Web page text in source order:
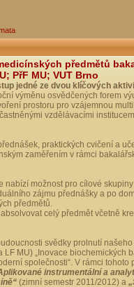
předmětů
PřF MU; VUT Brno
jedné ze dvou klíčových
výměnu osvědčených forem
prostoru pro vzájemnou
vzdělávacími
praktických cvičení a
zaměřením v rámci
nabízí možnost pro cílové
zájmu přednášky a po
předmětů.
celý předmět včetně
svědky prolnutí
LF MU) „Inovace biochemických
společnosti“. V rámci tohoto
instrumentální a
(zimní semestr 2011/2012) a